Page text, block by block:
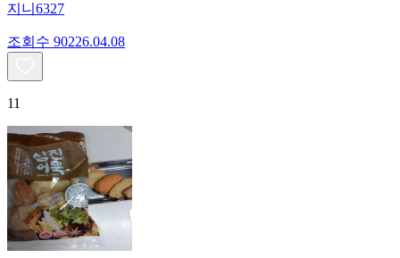
지니6327
조회수 90226.04.08
11